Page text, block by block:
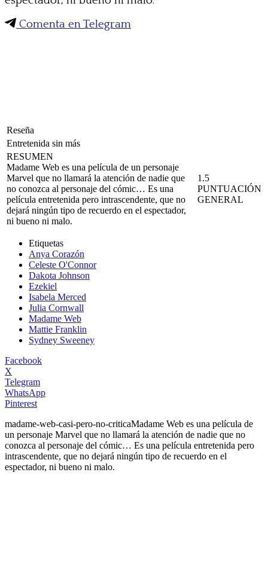
Comenta en Telegram
Reseña
Entretenida sin más
RESUMEN
Madame Web es una película de un personaje
Marvel que no llamará la atención de nadie que
no conozca al personaje del cómic… Es una
película entretenida pero intrascendente, que no
dejará ningún tipo de recuerdo en el espectador,
ni bueno ni malo.
1.5
PUNTUACIÓN
GENERAL
Etiquetas
Anya Corazón
Celeste O'Connor
Dakota Johnson
Ezekiel
Isabela Merced
Julia Cornwall
Madame Web
Mattie Franklin
Sydney Sweeney
Facebook
X
Telegram
WhatsApp
Pinterest
madame-web-casi-pero-no-criticaMadame Web es una película de
un personaje Marvel que no llamará la atención de nadie que no
conozca al personaje del cómic… Es una película entretenida pero
intrascendente, que no dejará ningún tipo de recuerdo en el
espectador, ni bueno ni malo.